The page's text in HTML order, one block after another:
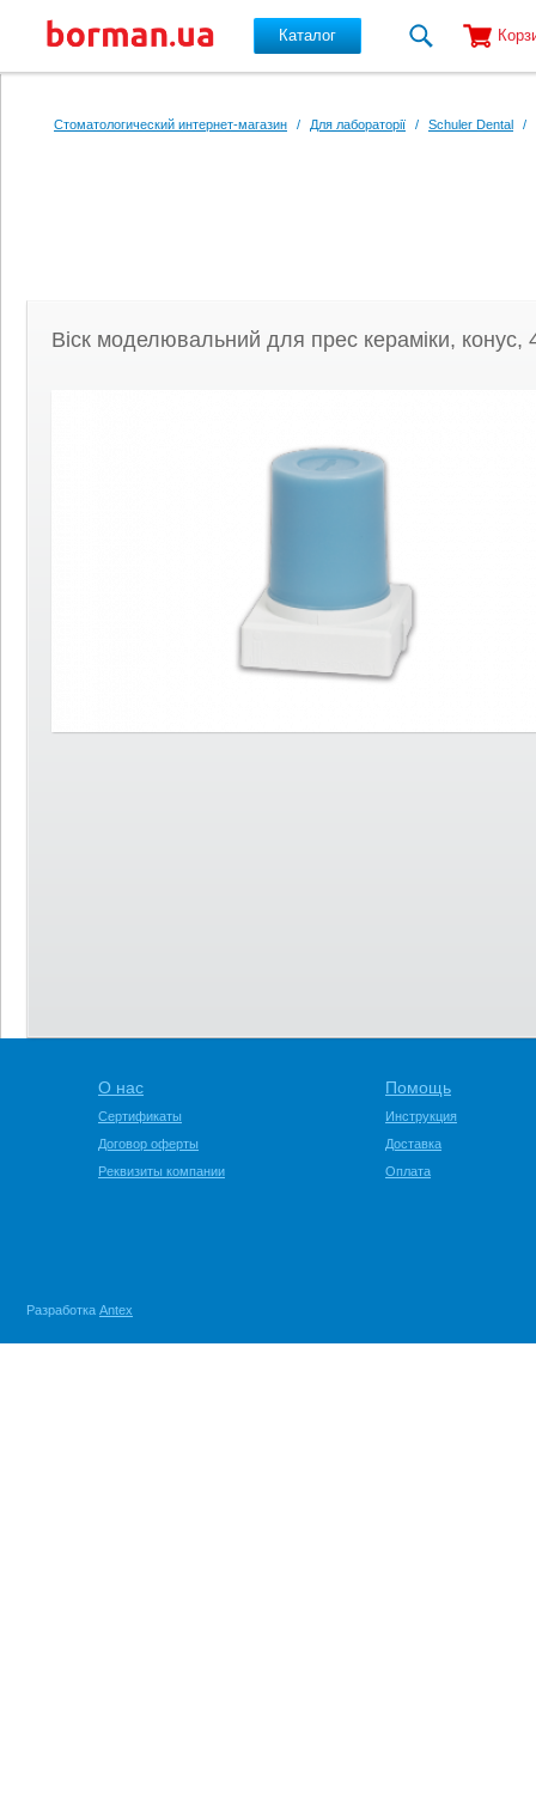
Каталог
Стоматологический интернет-магазин / Для лабораторії / Schuler Dental /
Віск моделювальний для прес кераміки,
О нас
Сертификаты
Договор оферты
Реквизиты компании
Помощь
Инструкция
Доставка
Оплата
Разработка Antex